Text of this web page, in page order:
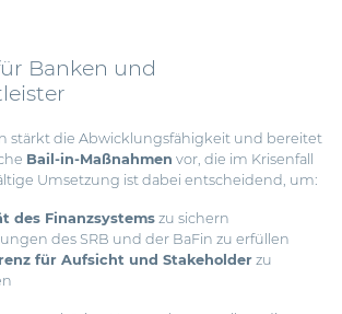
Banken und
stärkt die Abwicklungsfähigkeit und bereitet
Bail-in-Maßnahmen vor, die im Krisenfall
Umsetzung ist dabei entscheidend, um:
des Finanzsystems zu sichern
des SRB und der BaFin zu erfüllen
für Aufsicht und Stakeholder zu